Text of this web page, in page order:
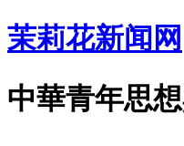
茉莉花新闻网
中華青年思